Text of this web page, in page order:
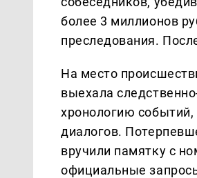
более 3 миллионов
преследования.
На место
выехала
хронологию
диалогов.
вручили памятку с
официальные